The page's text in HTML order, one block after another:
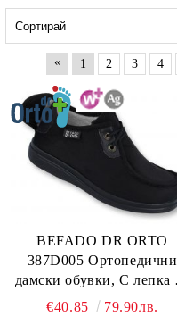
« 1 2 3 4
BEFADO DR ORTO
387D005 Ортопедични
дамски обувки, С лепка на
петата, Черни
€40.85 79.90лв.